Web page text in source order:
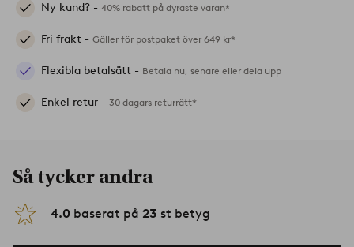
Ny kund? - 40% rabatt på dyraste varan*
Fri frakt - Gäller för postpaket över 649 kr*
Flexibla betalsätt - Betala nu, senare eller dela upp
Enkel retur - 30 dagars returrätt*
Så tycker andra
4.0 baserat på 23 st betyg